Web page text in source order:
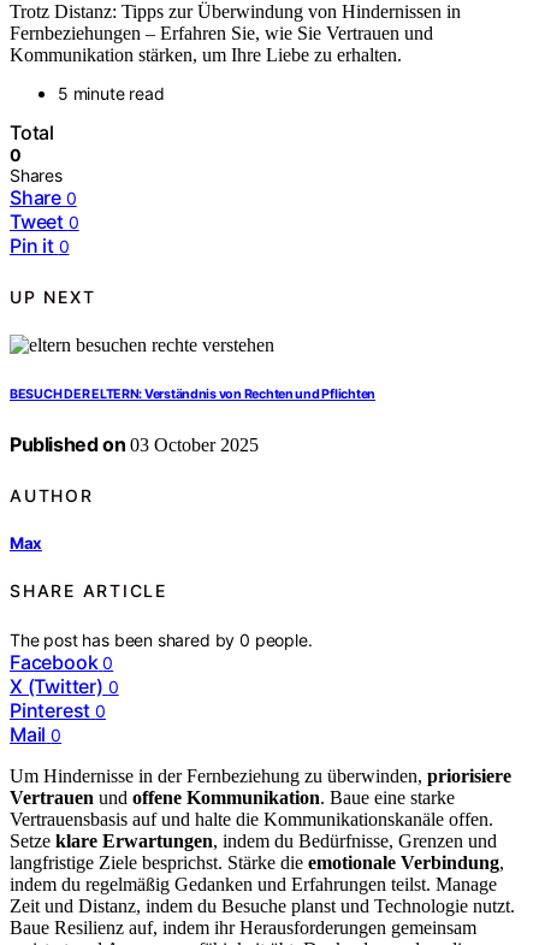
Trotz Distanz: Tipps zur Überwindung von Hindernissen in
Fernbeziehungen – Erfahren Sie, wie Sie Vertrauen und
Kommunikation stärken, um Ihre Liebe zu erhalten.
5 minute read
Total
0
Shares
Share 0
Tweet 0
Pin it 0
UP NEXT
BESUCH DER ELTERN: Verständnis von Rechten und Pflichten
Published on 03 October 2025
AUTHOR
Max
SHARE ARTICLE
The post has been shared by0 people.
Facebook 0
X (Twitter) 0
Pinterest 0
Mail 0
Um Hindernisse in der Fernbeziehung zu überwinden, priorisiere
Vertrauen und offene Kommunikation. Baue eine starke
Vertrauensbasis auf und halte die Kommunikationskanäle offen.
Setze klare Erwartungen, indem du Bedürfnisse, Grenzen und
langfristige Ziele besprichst. Stärke die emotionale Verbindung,
indem du regelmäßig Gedanken und Erfahrungen teilst. Manage
Zeit und Distanz, indem du Besuche planst und Technologie nutzt.
Baue Resilienz auf, indem ihr Herausforderungen gemeinsam